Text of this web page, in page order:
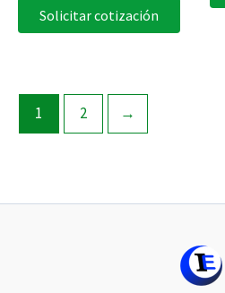
Solicitar cotización
1 2 →